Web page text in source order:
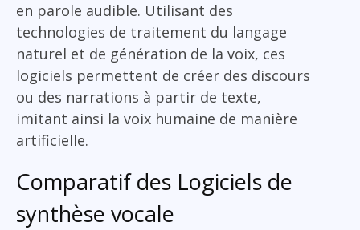
en parole audible. Utilisant des
technologies de traitement du langage
naturel et de génération de la voix, ces
logiciels permettent de créer des discours
ou des narrations à partir de texte,
imitant ainsi la voix humaine de manière
artificielle.
Comparatif des Logiciels de
synthèse vocale